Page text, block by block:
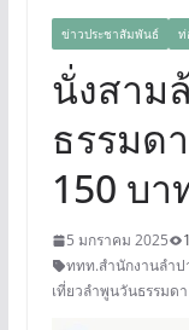
ข่าวประชาสัมพันธ์ ท่
นั่งสาม
ธรรมด
150 บ
5 มกราคม 2025
ททท.สำนักงานลำป
เที่ยวลำพูนวันธรรมดา